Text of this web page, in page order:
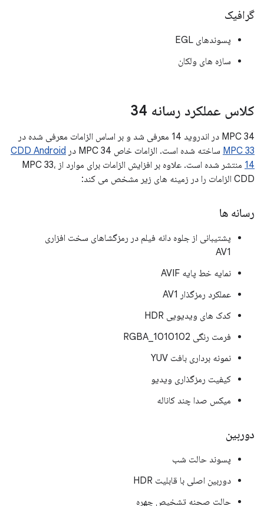
گرافیک
پسوندهای EGL
سازه های ولکان
کلاس عملکرد رسانه 34
MPC 34 در اندروید 14 معرفی شد و بر اساس الزامات معرفی شده در
MPC 33 ساخته شده است. الزامات خاص MPC 34 در
CDD Android
14
منتشر شده است. علاوه بر افزایش الزامات برای موارد از MPC 33،
CDD الزامات را در زمینه های زیر مشخص می کند:
رسانه ها
پشتیبانی از جلوه دانه فیلم در رمزگشاهای سخت افزاری
AV1
نمایه خط پایه AVIF
عملکرد رمزگذار AV1
کدک های ویدیویی HDR
فرمت رنگی RGBA_1010102
نمونه برداری بافت YUV
کیفیت رمزگذاری ویدیو
میکس صدا چند کاناله
دوربین
پسوند حالت شب
دوربین اصلی با قابلیت HDR
حالت صحنه تشخیص چهره